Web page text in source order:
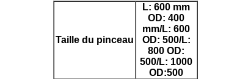
Taille du pinceau
L: 600 mm
OD: 400
mm/L: 600
OD: 500/L:
800 OD:
500/L: 1000
OD:500